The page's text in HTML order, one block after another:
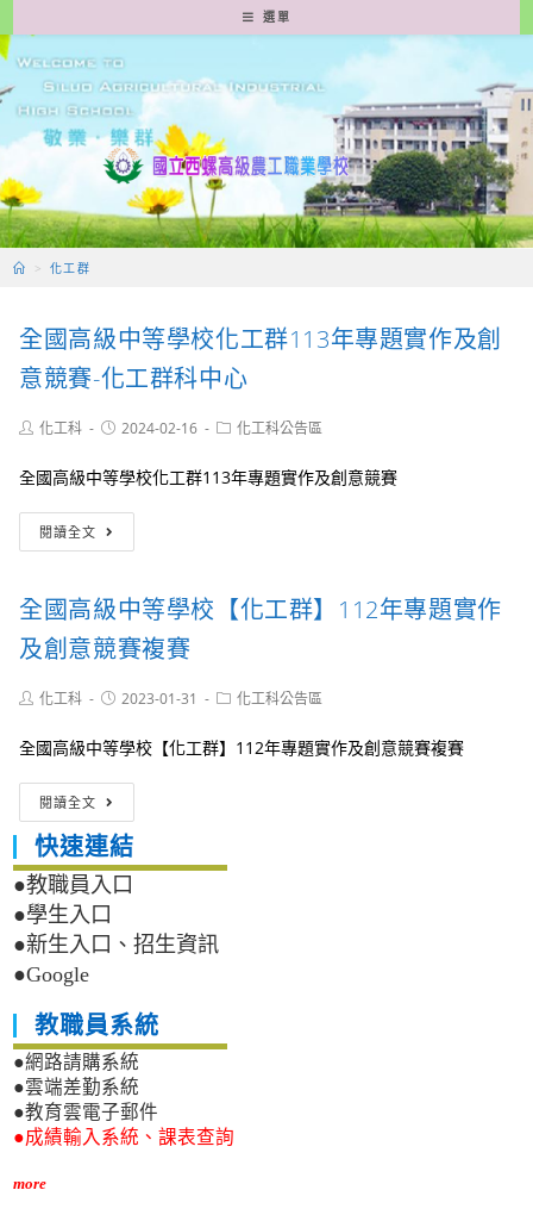
轉
至
要
容
選單
> 化工群
全國高級中等學校化工群113年專題實作及創
意競賽-化工群科中心
Post化工科
Post2024-02-16
Post化工科公告區
全國高級中等學校化工群113年專題實作及創意競賽
閱讀全文
國
中
等
學
化
群
專
實
創
意
化
工
群
科
中
心
全國高級中等學校【化工群】112年專題實作
及創意競賽複賽
Post化工科
Post2023-01-31
Post化工科公告區
全國高級中等學校【化工群】112年專題實作及創意競賽複賽
閱讀全文
國
級
學
校
群】
112
年
專
題
實
快速連結
●教職員入口
●學生入口
●新生入口、招生資訊
●Google
教職員系統
●網路請購系統
●雲端差勤系統
●教育雲電子郵件
●成績輸入系統、課表查詢
more